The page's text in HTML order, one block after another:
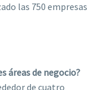
las 750 empresas
áreas de negocio?
de cuatro